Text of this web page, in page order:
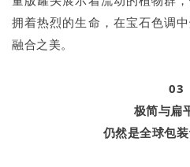
拥着热烈的生命，在宝石色调
融合之美。
03
极简与扁
仍然是全球包